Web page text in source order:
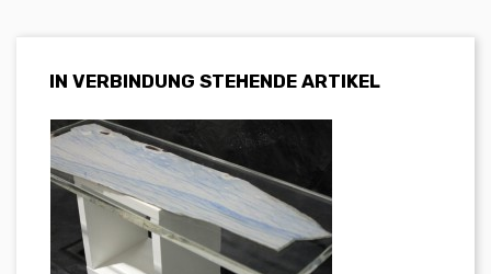
IN VERBINDUNG STEHENDE ARTIKEL